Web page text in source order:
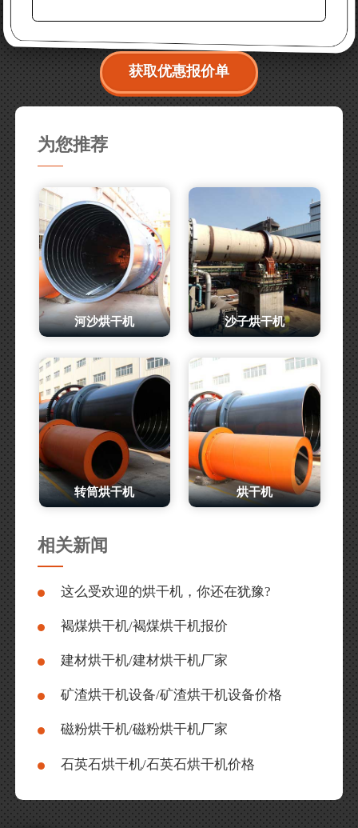
获取优惠报价单
为您推荐
河沙烘干机 沙子烘干机
转筒烘干机 烘干机
相关新闻
这么受欢迎的烘干机，你还在犹豫?
褐煤烘干机/褐煤烘干机报价
建材烘干机/建材烘干机厂家
矿渣烘干机设备/矿渣烘干机设备价格
磁粉烘干机/磁粉烘干机厂家
石英石烘干机/石英石烘干机价格